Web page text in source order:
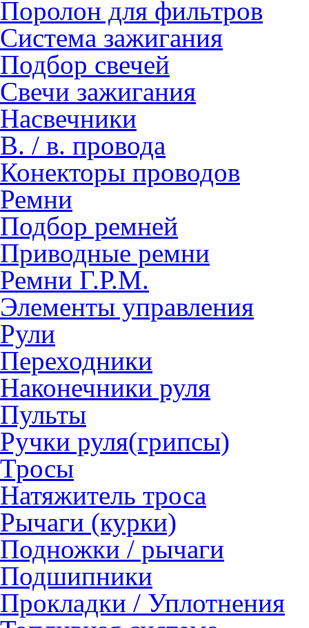
Поролон для фильтров
Система зажигания
Подбор свечей
Свечи зажигания
Насвечники
В. / в. провода
Конекторы проводов
Ремни
Подбор ремней
Приводные ремни
Ремни Г.Р.М.
Элементы управления
Рули
Переходники
Наконечники руля
Пульты
Ручки руля(грипсы)
Тросы
Натяжитель троса
Рычаги (курки)
Подножки / рычаги
Подшипники
Прокладки / Уплотнения